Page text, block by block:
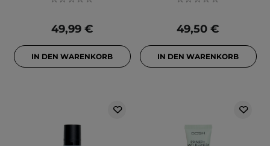
49,99 €
IN DEN WARENKORB
49,50 €
IN DEN WARENKORB